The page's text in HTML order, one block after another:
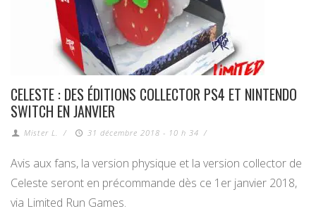
CELESTE : DES ÉDITIONS COLLECTOR PS4 ET NINTENDO
SWITCH EN JANVIER
Mister L. / 31 décembre 2018 - 10 h 34 /
Avis aux fans, la version physique et la version collector de
Celeste seront en précommande dès ce 1er janvier 2018,
via Limited Run Games.